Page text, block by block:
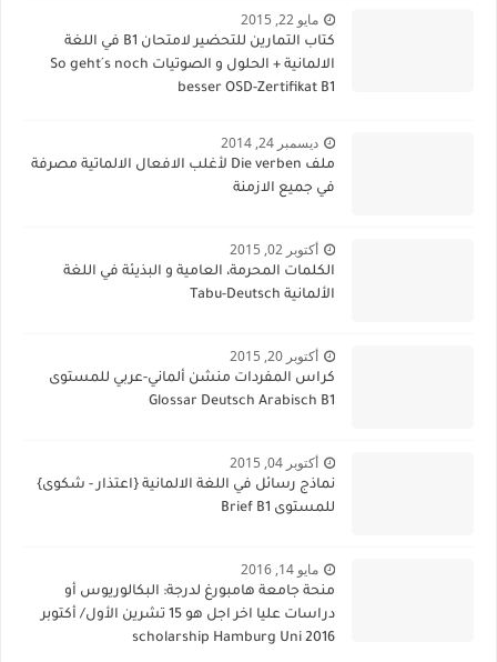
مايو 22, 2015
كتاب التمارين للتحضير لامتحان B1 في اللغة
الالمانية + الحلول و الصوتيات So geht´s noch
besser OSD-Zertifikat B1
ديسمبر 24, 2014
ملف Die verben لأغلب الافعال الالماتية مصرفة
في جميع الازمنة
أكتوبر 02, 2015
الكلمات المحرمة، العامية و البذيئة في اللغة
الألمانية Tabu-Deutsch
أكتوبر 20, 2015
كراس المفردات منشن ألماني-عربي للمستوى
Glossar Deutsch Arabisch B1
أكتوبر 04, 2015
نماذج رسائل في اللغة الالمانية {اعتذار - شكوى}
للمستوى Brief B1
مايو 14, 2016
منحة جامعة هامبورغ لدرجة: البكالوريوس أو
دراسات عليا اخر اجل هو 15 تشرين الأول/ أكتوبر
2016 scholarship Hamburg Uni